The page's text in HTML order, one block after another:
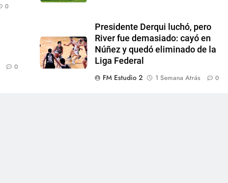
0
0
Presidente Derqui luchó, pero
River fue demasiado: cayó en
Núñez y quedó eliminado de la
Liga Federal
FM Estudio 2
1 Semana Atrás 0